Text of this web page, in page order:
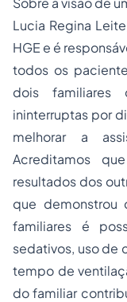
Lucia Regina
HGE e é
todos os
dois familiares
ininterruptas por
melhorar a
Acreditamos
resultados dos
que
familiares é
sedativos, uso de
tempo de
do familiar